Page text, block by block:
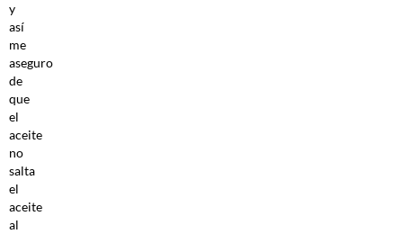
y
así
me
aseguro
de
que
el
aceite
no
salta
el
aceite
al